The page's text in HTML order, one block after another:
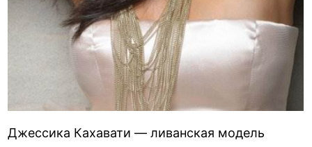
Джессика Кахавати — ливанская модель